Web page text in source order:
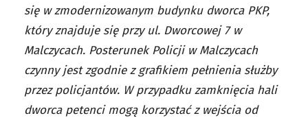
się w zmodernizowanym budynku dworca PKP,
który znajduje się przy ul. Dworcowej 7 w
Malczycach. Posterunek Policji w Malczycach
czynny jest zgodnie z grafikiem pełnienia służby
przez policjantów. W przypadku zamknięcia hali
dworca petenci mogą korzystać z wejścia od